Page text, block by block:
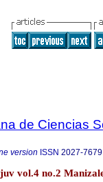
de Ciencias
version ISSN 2027-7679
vol.4 no.2